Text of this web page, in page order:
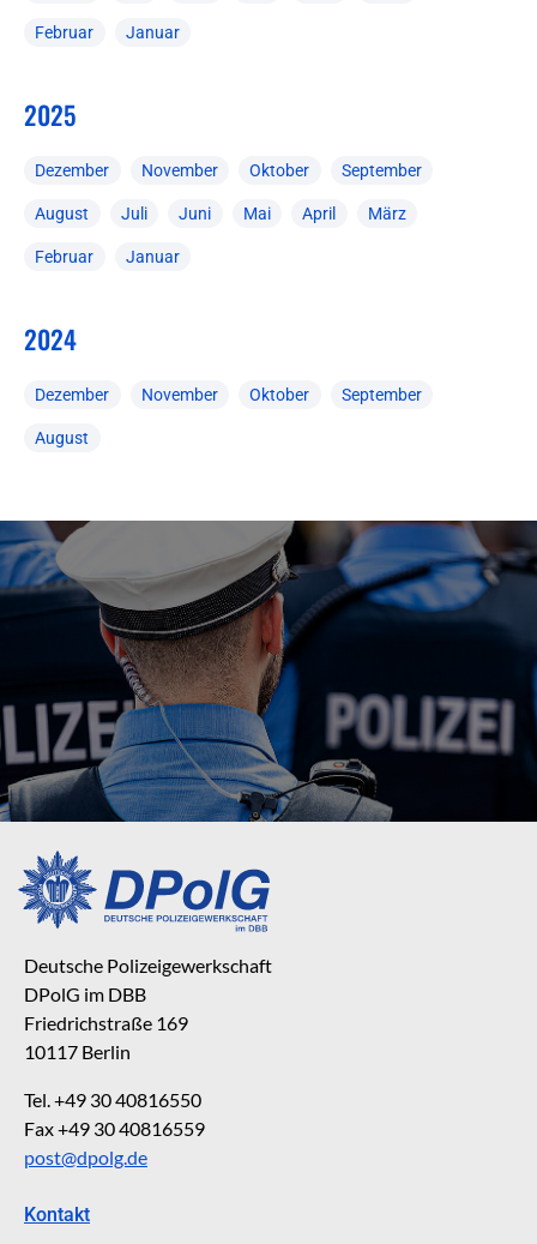
Februar Januar
2025
Dezember November Oktober September
August Juli Juni Mai April März
Februar Januar
2024
Dezember November Oktober September
August
Deutsche Polizeigewerkschaft
DPolG im DBB
Friedrichstraße 169
10117 Berlin
Tel. +49 30 40816550
Fax +49 30 40816559
post@dpolg.de
Kontakt